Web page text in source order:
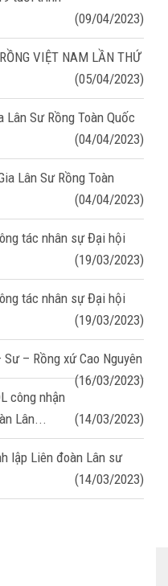
(09/04/2023)
VIỆT NAM LẦN THỨ
(05/04/2023)
Lân Sư Rồng Toàn Quốc
(04/04/2023)
Lân Sư Rồng Toàn
(04/04/2023)
tác nhân sự Đại hội
(19/03/2023)
tác nhân sự Đại hội
(19/03/2023)
– Rồng xứ Cao Nguyên
(16/03/2023)
công nhận
Lân...
(14/03/2023)
lập Liên đoàn Lân sư
(14/03/2023)